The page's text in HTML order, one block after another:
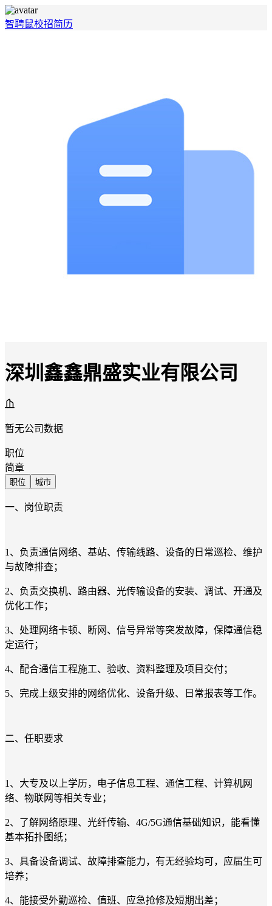
智聘鼠校招简历
深圳鑫鑫鼎盛实业有限公司
暂无公司数据
职位
简章
职位 城市
一、岗位职责
1、负责通信网络、基站、传输线路、设备的日常巡检、维护
与故障排查；
2、负责交换机、路由器、光传输设备的安装、调试、开通及
优化工作；
3、处理网络卡顿、断网、信号异常等突发故障，保障通信稳
定运行；
4、配合通信工程施工、验收、资料整理及项目交付；
5、完成上级安排的网络优化、设备升级、日常报表等工作。
二、任职要求
1、大专及以上学历，电子信息工程、通信工程、计算机网
络、物联网等相关专业；
2、了解网络原理、光纤传输、4G/5G通信基础知识，能看懂
基本拓扑图纸；
3、具备设备调试、故障排查能力，有无经验均可，应届生可
培养；
4、能接受外勤巡检、值班、应急抢修及短期出差；